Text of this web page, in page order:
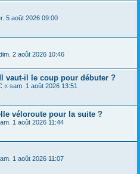
5 août 2026 09:00
2 août 2026 10:46
vaut-il le coup pour débuter ?
« sam. 1 août 2026 13:51
véloroute pour la suite ?
1 août 2026 11:44
1 août 2026 11:07